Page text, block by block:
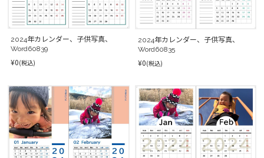
2024年カレンダー、子供写真、
Word60839
¥0(税込)
2024年カレンダー、子供写真、
Word60835
¥0(税込)